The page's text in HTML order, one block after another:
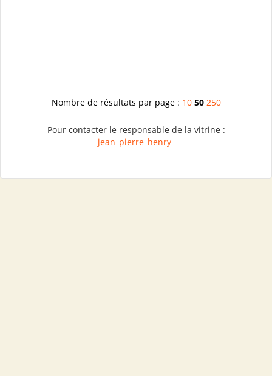
Nombre de résultats par page : 10 50 250
Pour contacter le responsable de la vitrine :
jean_pierre_henry_